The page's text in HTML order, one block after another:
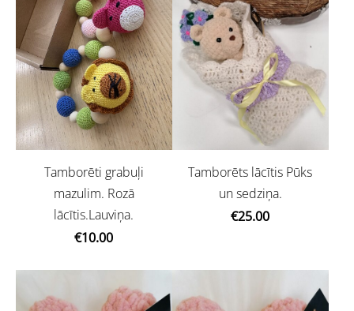
Tamborēti grabuļi
mazulim. Rozā
lācītis.Lauviņa.
€10.00
Tamborēts lācītis Pūks
un sedziņa.
€25.00